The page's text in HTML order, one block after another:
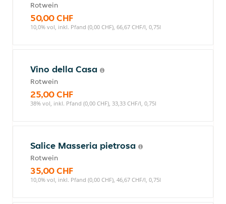
Rotwein
50,00 CHF
10,0% vol, inkl. Pfand (0,00 CHF), 66,67 CHF/l, 0,75l
Vino della Casa
Rotwein
25,00 CHF
38% vol, inkl. Pfand (0,00 CHF), 33,33 CHF/l, 0,75l
Salice Masseria pietrosa
Rotwein
35,00 CHF
10,0% vol, inkl. Pfand (0,00 CHF), 46,67 CHF/l, 0,75l